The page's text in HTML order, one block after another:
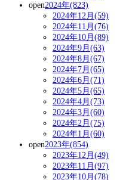
open2024年(823)
2024年12月(59)
2024年11月(76)
2024年10月(89)
2024年9月(63)
2024年8月(67)
2024年7月(65)
2024年6月(71)
2024年5月(65)
2024年4月(73)
2024年3月(60)
2024年2月(75)
2024年1月(60)
open2023年(854)
2023年12月(49)
2023年11月(97)
2023年10月(78)